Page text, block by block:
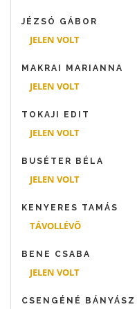
JÉZSÓ GÁBOR
JELEN VOLT
MAKRAI MARIANNA
JELEN VOLT
TOKAJI EDIT
JELEN VOLT
BUSÉTER BÉLA
JELEN VOLT
KENYERES TAMÁS
TÁVOLLÉVÕ
BENE CSABA
JELEN VOLT
CSENGÉNÉ